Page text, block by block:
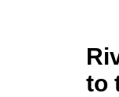
to